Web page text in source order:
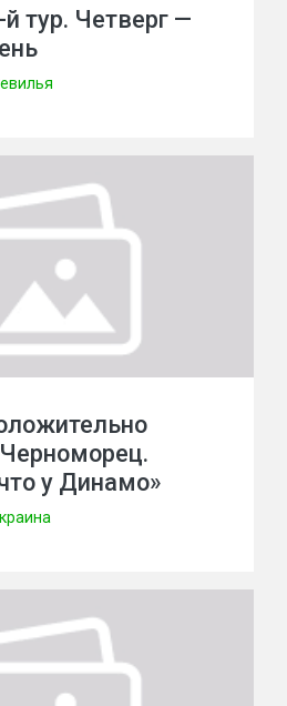
тур. Четверг —
у Динамо»